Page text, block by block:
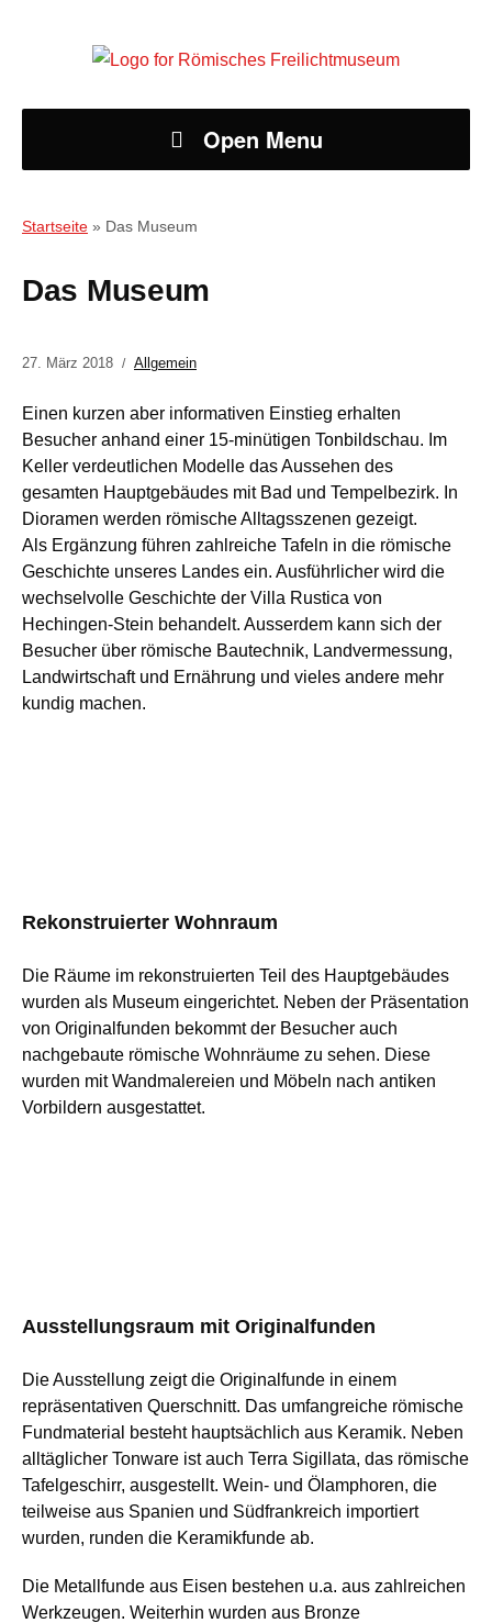
Open Menu
Startseite » Das Museum
Das Museum
27. März 2018 Allgemein
Einen kurzen aber informativen Einstieg erhalten
Besucher anhand einer 15-minütigen Tonbildschau. Im
Keller verdeutlichen Modelle das Aussehen des
gesamten Hauptgebäudes mit Bad und Tempelbezirk. In
Dioramen werden römische Alltagsszenen gezeigt.
Als Ergänzung führen zahlreiche Tafeln in die römische
Geschichte unseres Landes ein. Ausführlicher wird die
wechselvolle Geschichte der Villa Rustica von
Hechingen-Stein behandelt. Ausserdem kann sich der
Besucher über römische Bautechnik, Landvermessung,
Landwirtschaft und Ernährung und vieles andere mehr
kundig machen.
Rekonstruierter Wohnraum
Die Räume im rekonstruierten Teil des Hauptgebäudes
wurden als Museum eingerichtet. Neben der Präsentation
von Originalfunden bekommt der Besucher auch
nachgebaute römische Wohnräume zu sehen. Diese
wurden mit Wandmalereien und Möbeln nach antiken
Vorbildern ausgestattet.
Ausstellungsraum mit Originalfunden
Die Ausstellung zeigt die Originalfunde in einem
repräsentativen Querschnitt. Das umfangreiche römische
Fundmaterial besteht hauptsächlich aus Keramik. Neben
alltäglicher Tonware ist auch Terra Sigillata, das römische
Tafelgeschirr, ausgestellt. Wein- und Ölamphoren, die
teilweise aus Spanien und Südfrankreich importiert
wurden, runden die Keramikfunde ab.
Die Metallfunde aus Eisen bestehen u.a. aus zahlreichen
Werkzeugen. Weiterhin wurden aus Bronze